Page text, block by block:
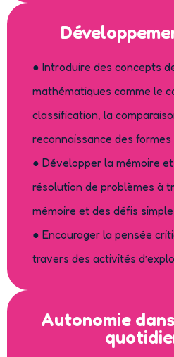
● Introduire des concepts
mathématiques comme le
classification, la
reconnaissance des
● Développer la mémoire et les compétences de
résolution de problèmes à
mémoire et des défis
● Encourager la pensée
travers des activités
Autonomie